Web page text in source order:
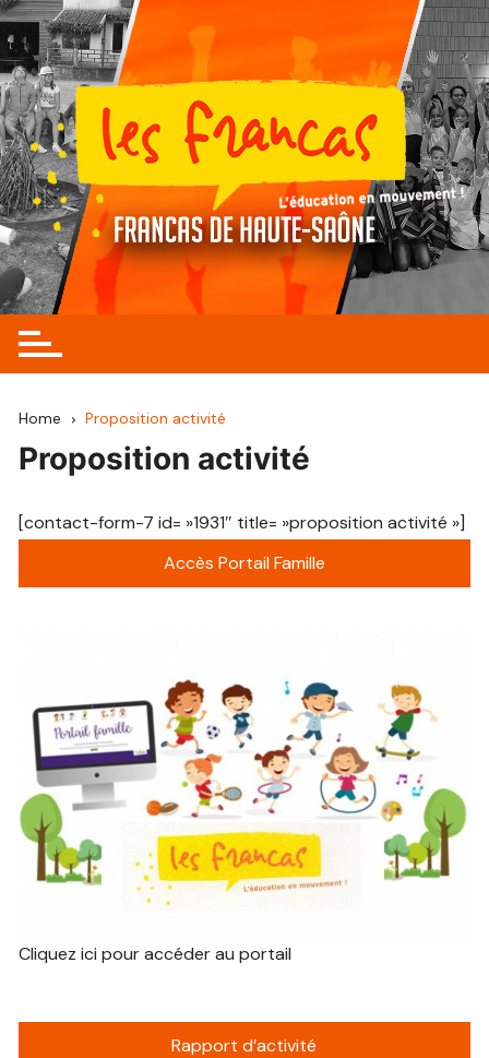
Skip
to
content
Home Proposition activité
Proposition activité
[contact-form-7 id= »1931″ title= »proposition activité »]
Accès Portail Famille
Cliquez ici pour accéder au portail
Rapport d’activité